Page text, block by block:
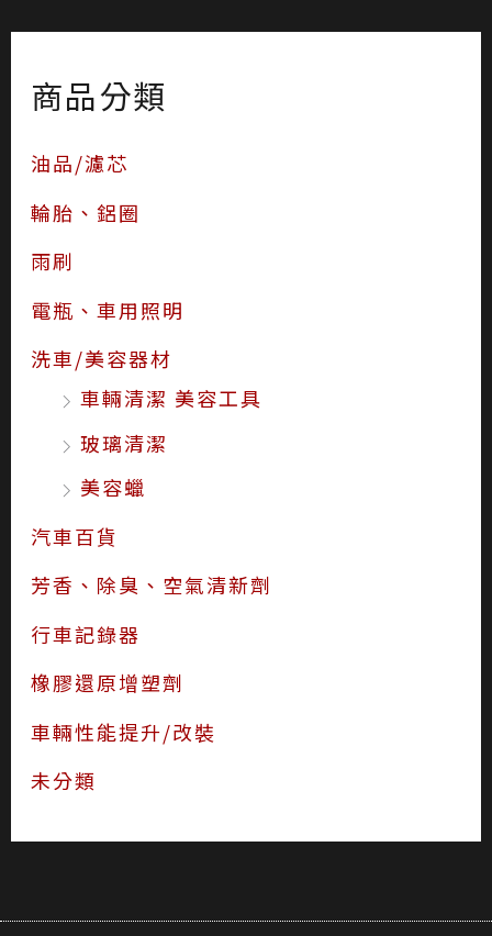
商品分類
油品/濾芯
輪胎、鋁圈
雨刷
電瓶、車用照明
洗車/美容器材
車輛清潔 美容工具
玻璃清潔
美容蠟
汽車百貨
芳香、除臭、空氣清新劑
行車記錄器
橡膠還原增塑劑
車輛性能提升/改裝
未分類